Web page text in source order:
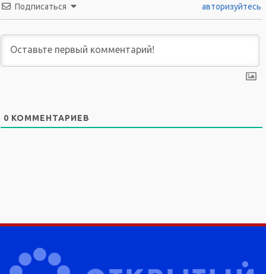
Подписаться авторизуйтесь
0 КОММЕНТАРИЕВ